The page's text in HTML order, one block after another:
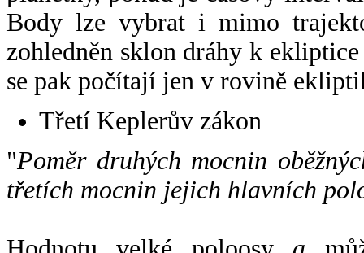
Body lze vybrat i mimo
zohledněn sklon dráhy k
se pak počítají jen v rovině
Třetí Keplerův zákon
"Poměr druhých mocnin
třetích mocnin jejich hlavních